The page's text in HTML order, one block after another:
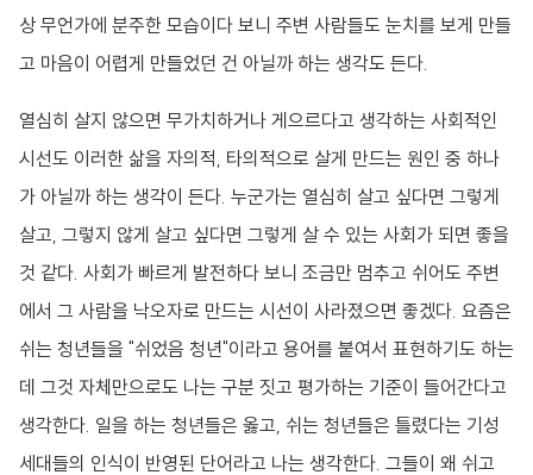
상 무언가에 분주한 모습이다 보니 주변 사람들도 눈치를 보게 만들
고 마음이 어렵게 만들었던 건 아닐까 하는 생각도 든다.
열심히 살지 않으면 무가치하거나 게으르다고 생각하는 사회적인
시선도 이러한 삶을 자의적, 타의적으로 살게 만드는 원인 중 하나
가 아닐까 하는 생각이 든다. 누군가는 열심히 살고 싶다면 그렇게
살고, 그렇지 않게 살고 싶다면 그렇게 살 수 있는 사회가 되면 좋을
것 같다. 사회가 빠르게 발전하다 보니 조금만 멈추고 쉬어도 주변
에서 그 사람을 낙오자로 만드는 시선이 사라졌으면 좋겠다. 요즘은
쉬는 청년들을 "쉬었음 청년"이라고 용어를 붙여서 표현하기도 하는
데 그것 자체만으로도 나는 구분 짓고 평가하는 기준이 들어간다고
생각한다. 일을 하는 청년들은 옳고, 쉬는 청년들은 틀렸다는 기성
세대들의 인식이 반영된 단어라고 나는 생각한다. 그들이 왜 쉬고